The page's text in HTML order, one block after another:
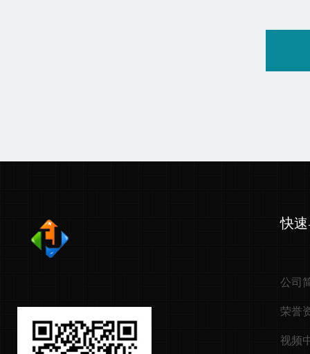
快
公司
荣誉
视频